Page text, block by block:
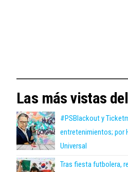
Las más vistas
#PSBlackout y
entretenimientos; por
Universal
Tras fiesta futbolera,